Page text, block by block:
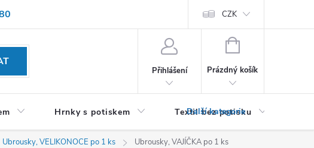
PRO PODNIKATELE (B2B) Podmínky ochrany osobních údajů
CZK
Přihlášení
NÁKUPNÍ
Prázdný košík
Hrnky s potiskem Textil bez potisku
Ubrousky, VELIKONOCE po 1 ks Ubrousky, VAJÍČKA po 1 ks